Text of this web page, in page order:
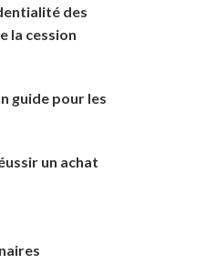
des
la cession
guide pour les
un achat